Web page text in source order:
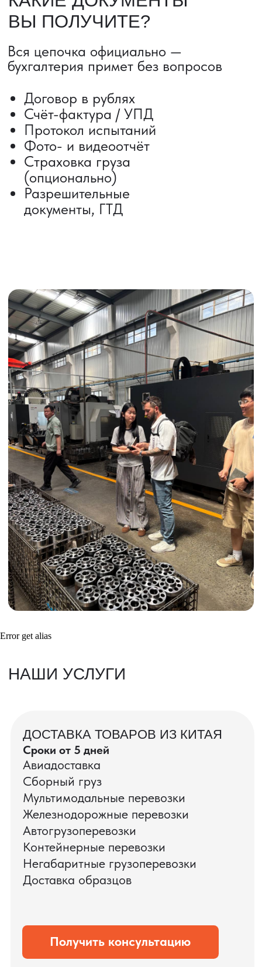
Error get alias
ВЫКУП ТОВАРОВ ИЗ КИТАЯ
Выкуп от 1 000 000 ₽
ИНДИВИДУАЛЬНЫЕ УСЛУГИ
Выгодные условия
Сертификация грузов
Консолидация грузов
Сопровождение грузов
Таможенное оформление
Страхование груза
Временное хранение
Организация производства
Проверка качества товара
Оплата и переговоры
с поставщиком
Инспекция поставщика
Товары для маркетплейсов
Получить консультацию
Получить консультацию
Сроки от 5 дней
Авиадоставка
Мультимодальные перевозки
Железнодорожные перевозки
Автогрузоперевозки
Негабаритные грузоперевозки
Доставка образцов
Получить консультацию
ВАШИ ЗАКАЗЫ
проверок товаров, работы склада,
смотрите в нашем Telegram-канале
ДО ОПЛАТЫ